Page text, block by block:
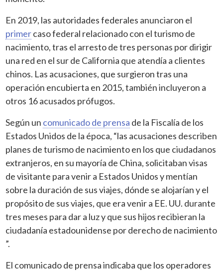
En 2019, las autoridades federales anunciaron el
primercaso federal relacionado con el turismo de
nacimiento, tras el arresto de tres personas por dirigir
una red en el sur de California que atendía a clientes
chinos. Las acusaciones, que surgieron tras una
operación encubierta en 2015, también incluyeron a
otros 16 acusados prófugos.
Según un comunicado de prensa de la Fiscalía de los
Estados Unidos de la época, “las acusaciones describen
planes de turismo de nacimiento en los que ciudadanos
extranjeros, en su mayoría de China, solicitaban visas
de visitante para venir a Estados Unidos y mentían
sobre la duración de sus viajes, dónde se alojarían y el
propósito de sus viajes, que era venir a EE. UU. durante
tres meses para dar a luz y que sus hijos recibieran la
ciudadanía estadounidense por derecho de nacimiento
”.
El comunicado de prensa indicaba que los operadores